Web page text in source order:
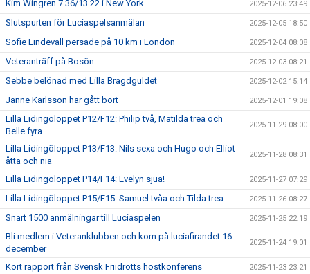
Kim Wingren 7.36/13.22 i New York 2025-12-06 23:49
Slutspurten för Luciaspelsanmälan 2025-12-05 18:50
Sofie Lindevall persade på 10 km i London 2025-12-04 08:08
Veteranträff på Bosön 2025-12-03 08:21
Sebbe belönad med Lilla Bragdguldet 2025-12-02 15:14
Janne Karlsson har gått bort 2025-12-01 19:08
Lilla Lidingöloppet P12/F12: Philip två, Matilda trea och
Belle fyra
2025-11-29 08:00
Lilla Lidingöloppet P13/F13: Nils sexa och Hugo och Elliot
åtta och nia
2025-11-28 08:31
Lilla Lidingöloppet P14/F14: Evelyn sjua! 2025-11-27 07:29
Lilla Lidingöloppet P15/F15: Samuel tvåa och Tilda trea 2025-11-26 08:27
Snart 1500 anmälningar till Luciaspelen 2025-11-25 22:19
Bli medlem i Veteranklubben och kom på luciafirandet 16
december
2025-11-24 19:01
Kort rapport från Svensk Friidrotts höstkonferens 2025-11-23 23:21